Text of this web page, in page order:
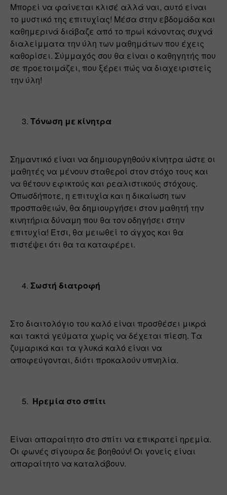
Μπορεί να φαίνεται κλισέ αλλά ναι, αυτό είναι
το μυστικό της επιτυχίας! Μέσα στην εβδομάδα και
καθημερινά διάβαζε από το πρωί κάνοντας συχνά
διαλείμματα την ύλη των μαθημάτων που έχεις
καθορίσει. Σύμμαχός σου θα είναι ο καθηγητής που
σε προετοιμάζει, που ξέρει πώς να διαχειριστείς
την ύλη!
Τόνωση με κίνητρα
Σημαντικό είναι να δημιουργηθούν κίνητρα ώστε οι
μαθητές να μένουν σταθεροί στον στόχο τους και
να θέτουν εφικτούς και ρεαλιστικούς στόχους.
Οπωσδήποτε, η επιτυχία και η δικαίωση των
προσπαθειών, θα δημιουργήσει στον μαθητή την
κινητήρια δύναμη που θα τον οδηγήσει στην
επιτυχία! Έτσι, θα μειωθεί το άγχος και θα
πιστέψει ότι θα τα καταφέρει.
Σωστή διατροφή
Στο διαιτολόγιο του καλό είναι προσθέσει μικρά
και τακτά γεύματα χωρίς να δέχεται πίεση. Τα
ζυμαρικά και τα γλυκά καλό είναι να
αποφεύγονται, διότι προκαλούν υπνηλία.
Ηρεμία στο σπίτι
Είναι απαραίτητο στο σπίτι να επικρατεί ηρεμία.
Οι φωνές σίγουρα δε βοηθούν! Οι γονείς είναι
απαραίτητο να καταλάβουν.